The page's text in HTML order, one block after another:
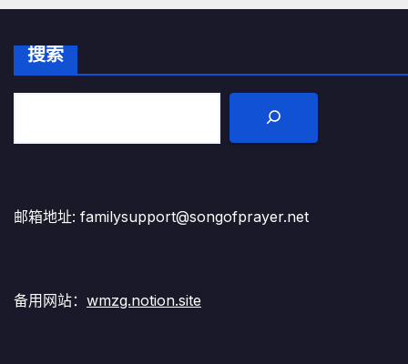
搜索
邮箱地址: familysupport@songofprayer.net
备用网站： wmzg.notion.site